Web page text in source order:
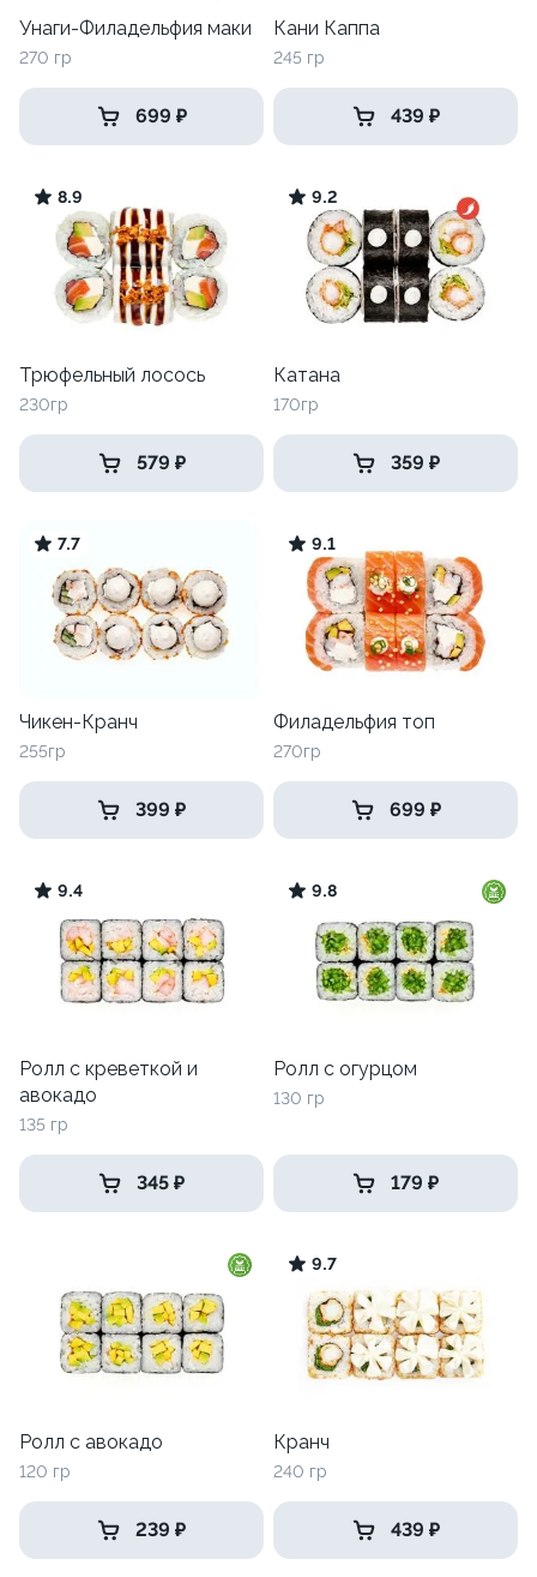
Унаги-Филадельфия маки
270 гр
699 ₽
Кани Каппа
245 гр
439 ₽
8.9
Трюфельный лосось
230гр
579 ₽
9.2
Катана
170гр
359 ₽
7.7
Чикен-Кранч
255гр
399 ₽
9.1
Филадельфия топ
270гр
699 ₽
9.4
Ролл с креветкой и
авокадо
135 гр
345 ₽
9.8
Ролл с огурцом
130 гр
179 ₽
Ролл с авокадо
120 гр
239 ₽
9.7
Кранч
240 гр
439 ₽